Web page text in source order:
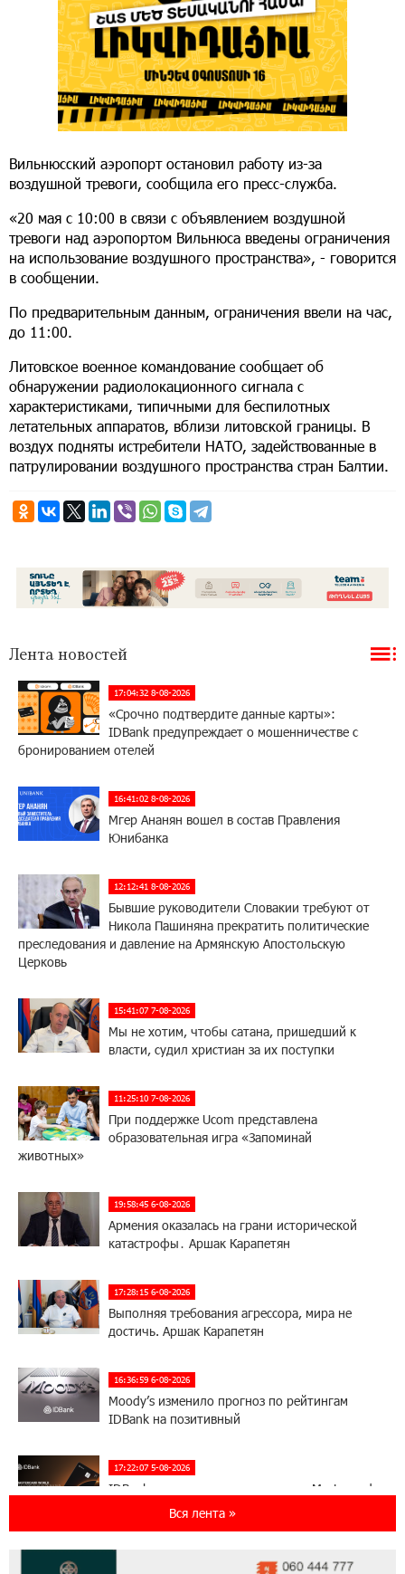
Вильнюсский аэропорт остановил работу из-за
воздушной тревоги, сообщила его пресс-служба.
«20 мая с 10:00 в связи с объявлением воздушной
тревоги над аэропортом Вильнюса введены ограничения
на использование воздушного пространства», - говорится
в сообщении.
По предварительным данным, ограничения ввели на час,
до 11:00.
Литовское военное командование сообщает об
обнаружении радиолокационного сигнала с
характеристиками, типичными для беспилотных
летательных аппаратов, вблизи литовской границы. В
воздух подняты истребители НАТО, задействованные в
патрулировании воздушного пространства стран Балтии.
Лента новостей
17:04:32 8-08-2026
«Срочно подтвердите данные карты»:
IDBank предупреждает о мошенничестве с
бронированием отелей
16:41:02 8-08-2026
Мгер Ананян вошел в состав Правления
Юнибанка
12:12:41 8-08-2026
Бывшие руководители Словакии требуют от
Никола Пашиняна прекратить политические
преследования и давление на Армянскую Апостольскую
Церковь
15:41:07 7-08-2026
Мы не хотим, чтобы сатана, пришедший к
власти, судил христиан за их поступки
11:25:10 7-08-2026
При поддержке Ucom представлена
образовательная игра «Запоминай
животных»
19:58:45 6-08-2026
Армения оказалась на грани исторической
катастрофы․ Аршак Карапетян
17:28:15 6-08-2026
Выполняя требования агрессора, мира не
достичь. Аршак Карапетян
16:36:59 6-08-2026
Moody’s изменило прогноз по рейтингам
IDBank на позитивный
17:22:07 5-08-2026
IDBank представляет новую карту Mastercard
World с преимуществами для путешествий и
Вся лента »